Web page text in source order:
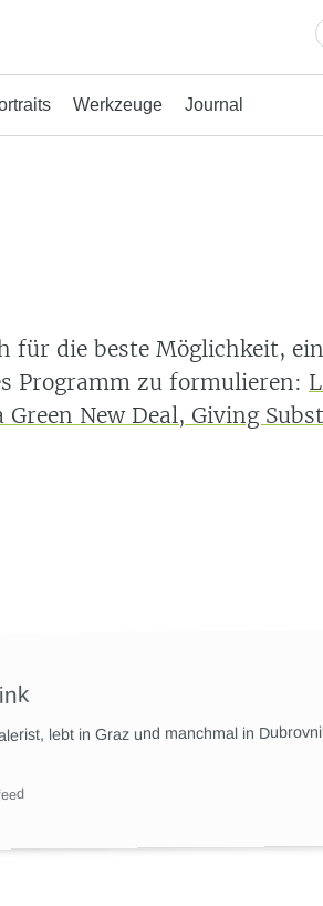
Werkzeuge Journal
für die beste Möglichkeit, ein
Programm zu formulieren:
New Deal, Giving
lebt in Graz und manchmal in